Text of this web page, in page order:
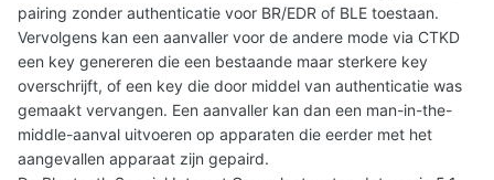
pairing zonder authenticatie voor BR/EDR of BLE toestaan.
Vervolgens kan een aanvaller voor de andere mode via CTKD
een key genereren die een bestaande maar sterkere key
overschrijft, of een key die door middel van authenticatie was
gemaakt vervangen. Een aanvaller kan dan een man-in-the-
middle-aanval uitvoeren op apparaten die eerder met het
aangevallen apparaat zijn gepaird.